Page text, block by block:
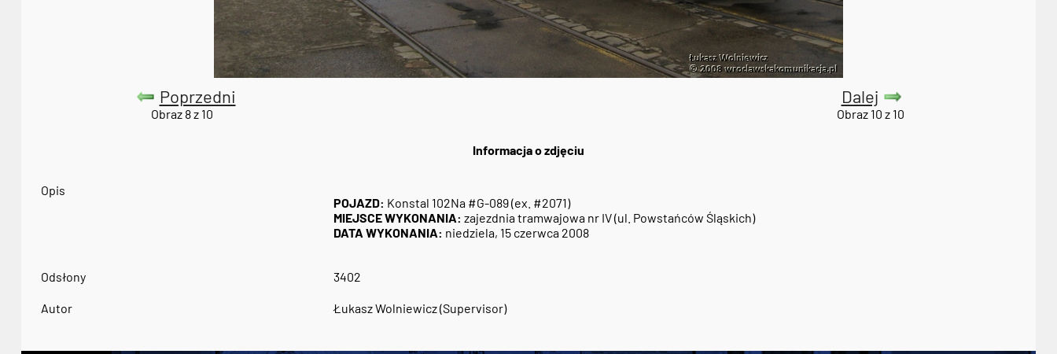
Poprzedni
Obraz 8 z 10
Dalej
Obraz 10 z 10
Informacja o zdjęciu
Opis
POJAZD: Konstal 102Na #G-089 (ex. #2071)
MIEJSCE WYKONANIA: zajezdnia tramwajowa nr IV (ul. Powstańców Śląskich)
DATA WYKONANIA: niedziela, 15 czerwca 2008
Odsłony 3402
Autor Łukasz Wolniewicz (Supervisor)